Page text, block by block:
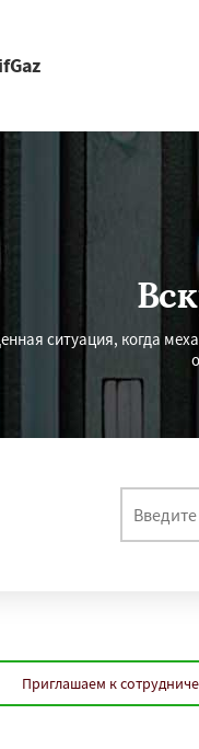
ситуация, когда
Приглашаем к